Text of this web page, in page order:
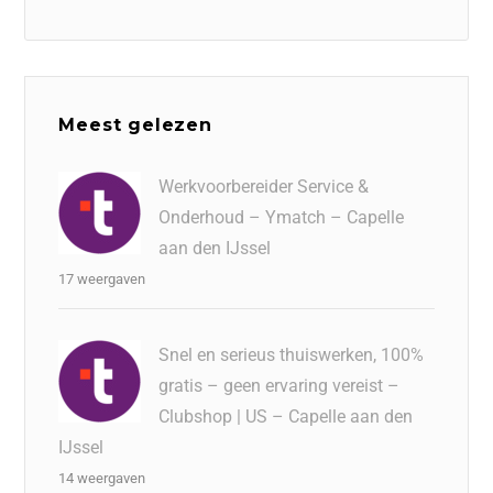
Meest gelezen
Werkvoorbereider Service &
Onderhoud – Ymatch – Capelle
aan den IJssel
17 weergaven
Snel en serieus thuiswerken, 100%
gratis – geen ervaring vereist –
Clubshop | US – Capelle aan den
IJssel
14 weergaven